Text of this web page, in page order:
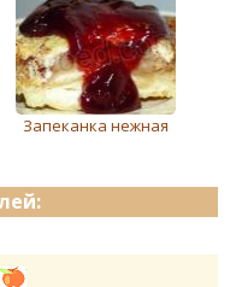
Запеканка нежная